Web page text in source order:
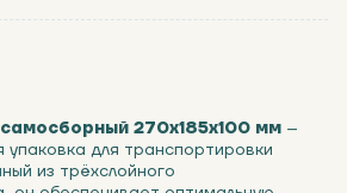
270х185х100 мм –
для транспортировки
из трёхслойного